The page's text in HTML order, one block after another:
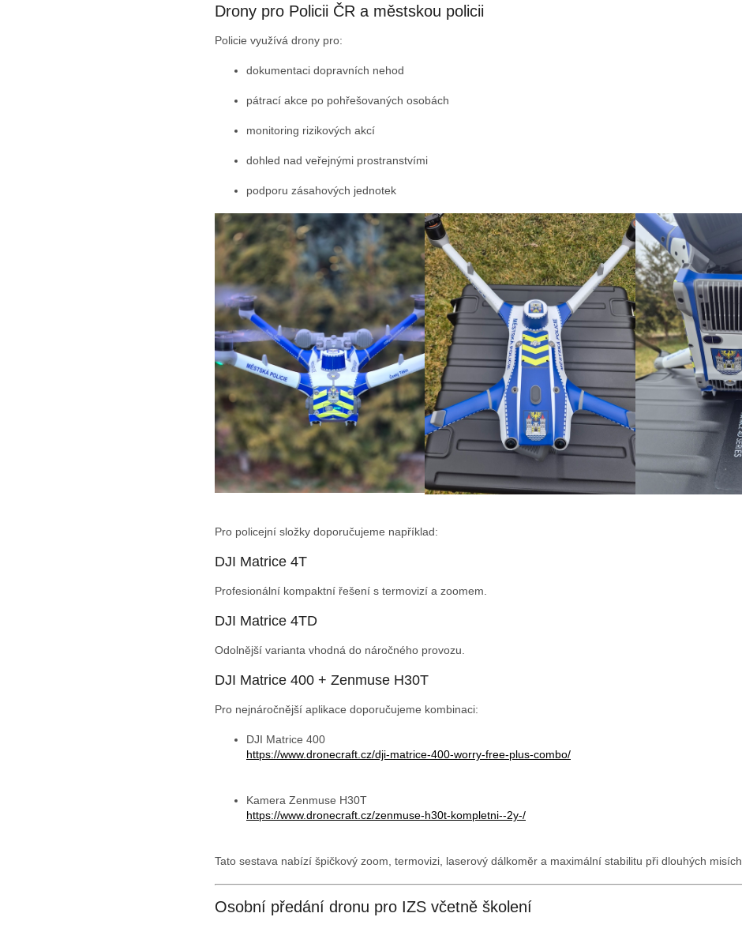
Drony pro Policii ČR a městskou policii
Policie využívá drony pro:
dokumentaci dopravních nehod
pátrací akce po pohřešovaných osobách
monitoring rizikových akcí
dohled nad veřejnými prostranstvími
podporu zásahových jednotek
Pro policejní složky doporučujeme například:
DJI Matrice 4T
Profesionální kompaktní řešení s termovizí a zoomem.
DJI Matrice 4TD
Odolnější varianta vhodná do náročného provozu.
DJI Matrice 400 + Zenmuse H30T
Pro nejnáročnější aplikace doporučujeme kombinaci:
DJI Matrice 400
https://www.dronecraft.cz/dji-matrice-400-worry-free-plus-combo/
Kamera Zenmuse H30T
https://www.dronecraft.cz/zenmuse-h30t-kompletni--2y-/
Tato sestava nabízí špičkový zoom, termovizi, laserový dálkoměr a maximální stabilitu při dlouhých misích.
Osobní předání dronu pro IZS včetně školení